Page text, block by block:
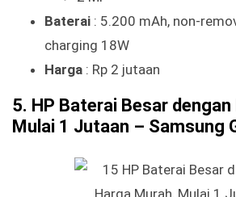
Baterai : 5.200 mAh, non-
charging 18W
Harga : Rp 2 jutaan
5. HP Baterai Besar
Mulai 1 Jutaan – Samsung